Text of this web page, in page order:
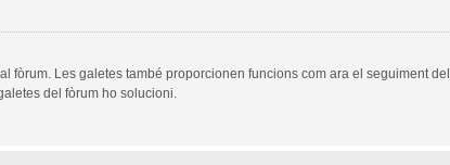
Les galetes també proporcionen funcions com ara el seguiment
del fòrum ho solucioni.